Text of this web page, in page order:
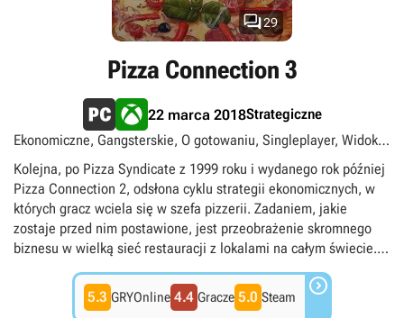
29
Pizza Connection 3
22 marca 2018Strategiczne
Ekonomiczne, Gangsterskie, O gotowaniu, Singleplayer, Widok
izometryczny
Kolejna, po Pizza Syndicate z 1999 roku i wydanego rok później
Pizza Connection 2, odsłona cyklu strategii ekonomicznych, w
których gracz wciela się w szefa pizzerii. Zadaniem, jakie
zostaje przed nim postawione, jest przeobrażenie skromnego
biznesu w wielką sieć restauracji z lokalami na całym świecie.
Podobnie jak miało to miejsce poprzednio, jedną z największych
atrakcji oferowanych przez dzieło studia Gentlymad jest kreator
pizzy, pozwalający na komponowanie nowych wariantów
5.3 GRYOnline 4.4 Gracze 5.0 Steam 